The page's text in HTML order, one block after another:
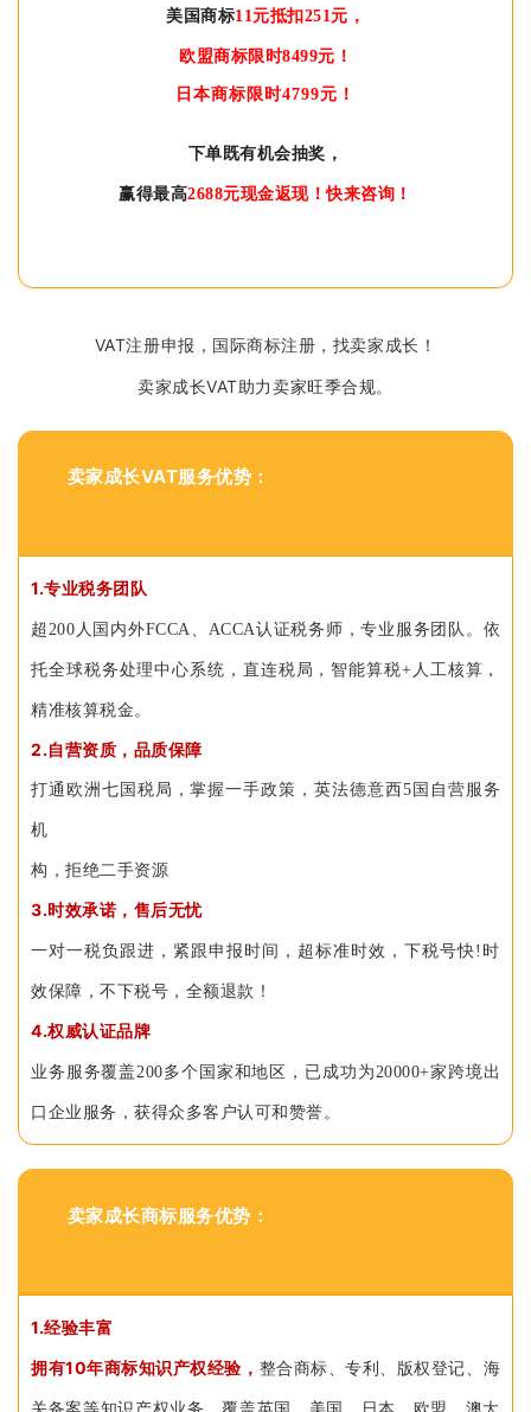
美国商标11元抵扣251元，
欧盟商标限时8499元！
日本商标限时4799元！
下单既有机会抽奖，
赢得最高2688元现金返现！快来咨询！
VAT注册申报，国际商标注册，找卖家成长！
卖家成长VAT助力卖家旺季合规。
卖家成长VAT服务优势：
1.专业税务团队
超200人国内外FCCA、ACCA认证税务师，专业服务团队。依
托全球税务处理中心系统，直连税局，智能算税+人工核算，
精准核算税金。
2.自营资质，品质保障
打通欧洲七国税局，掌握一手政策，英法德意西5国自营服务
机
构，拒绝二手资源
3.时效承诺，售后无忧
一对一税负跟进，紧跟申报时间，超标准时效，下税号快!时
效保障，不下税号，全额退款！
4.权威认证品牌
业务服务覆盖200多个国家和地区，已成功为20000+家跨境出
口企业服务，获得众多客户认可和赞誉。
卖家成长商标服务优势：
1.经验丰富
拥有10年商标知识产权经验， 整合商标、专利、版权登记、海